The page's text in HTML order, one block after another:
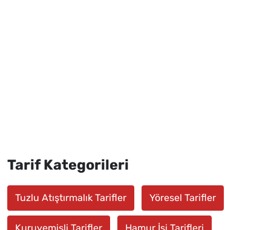
Tarif Kategorileri
Tuzlu Atıştırmalık Tarifler Yöresel Tarifler